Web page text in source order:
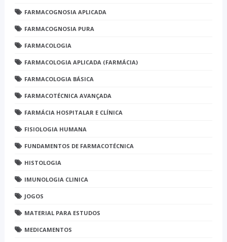
FARMACOGNOSIA APLICADA
FARMACOGNOSIA PURA
FARMACOLOGIA
FARMACOLOGIA APLICADA (FARMÁCIA)
FARMACOLOGIA BÁSICA
FARMACOTÉCNICA AVANÇADA
FARMÁCIA HOSPITALAR E CLÍNICA
FISIOLOGIA HUMANA
FUNDAMENTOS DE FARMACOTÉCNICA
HISTOLOGIA
IMUNOLOGIA CLINICA
JOGOS
MATERIAL PARA ESTUDOS
MEDICAMENTOS